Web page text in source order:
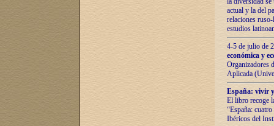
actual у lа del
relaciones
estudios
4-5 de julio de
económica y
Organizadores
Aplicada
España: vivir
El libro recoge
“España:
Ibéricos del